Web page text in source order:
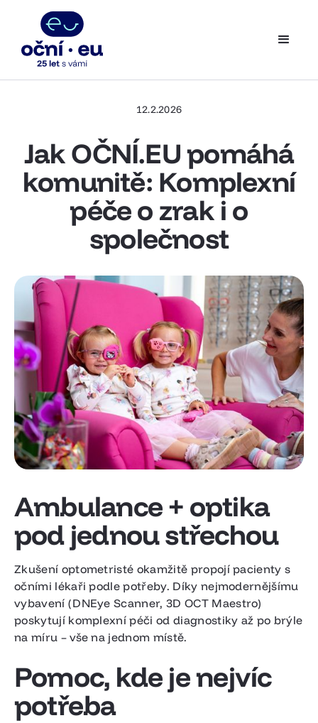
12.2.2026
Jak OČNÍ.EU pomáhá
komunitě: Komplexní
péče o zrak i o
společnost
Ambulance + optika
pod jednou střechou
Zkušení optometristé okamžitě propojí pacienty s
očními lékaři podle potřeby. Díky nejmodernějšímu
vybavení (DNEye Scanner, 3D OCT Maestro)
poskytují komplexní péči od diagnostiky až po brýle
na míru – vše na jednom místě.
Pomoc, kde je nejvíc
potřeba